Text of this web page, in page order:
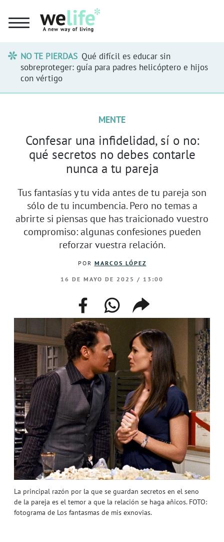
NO TE PIERDAS Qué difícil es educar sin
sobreproteger: guía para padres helicóptero e hijos
con vértigo
La principal razón por la que se guardan secretos en el seno
de la pareja es el temor a que la relación se haga añicos. FOTO:
fotograma de Los fantasmas de mis exnovias.
MENTE
Confesar una infidelidad, sí o no:
qué secretos no debes contarle
nunca a tu pareja
Tus fantasías y tu vida antes de tu pareja son
sólo de tu incumbencia. Pero no temas a
abrirte si piensas que has traicionado vuestro
compromiso: algunas confesiones pueden
reforzar vuestra relación.
POR MARCOS LÓPEZ
16 DE MAYO DE 2025 / 13:00
facebookwhatsappcompartir
enlace